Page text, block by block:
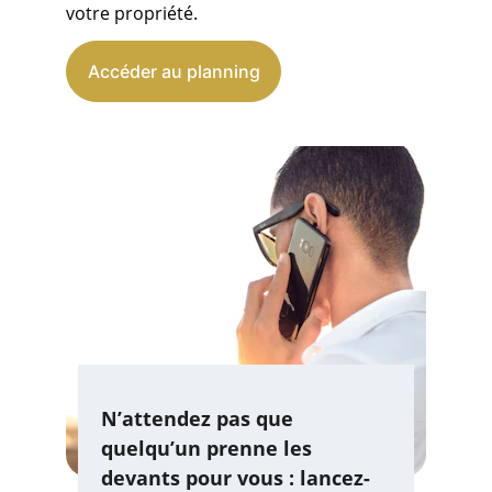
votre propriété.
Accéder au planning
N’attendez pas que
quelqu’un prenne les
devants pour vous : lancez-